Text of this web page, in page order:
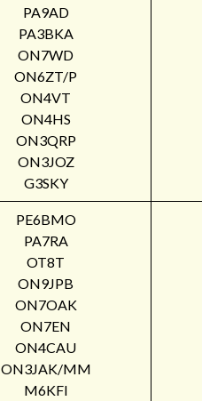
PA9AD
PA3BKA
ON7WD
ON6ZT/P
ON4VT
ON4HS
ON3QRP
ON3JOZ
G3SKY
PE6BMO
PA7RA
OT8T
ON9JPB
ON7OAK
ON7EN
ON4CAU
ON3JAK/MM
M6KFI